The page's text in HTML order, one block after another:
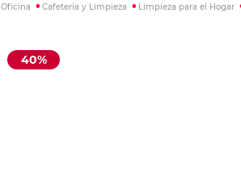
Oficina Cafetería y Limpieza Limpieza para el Hogar
40%